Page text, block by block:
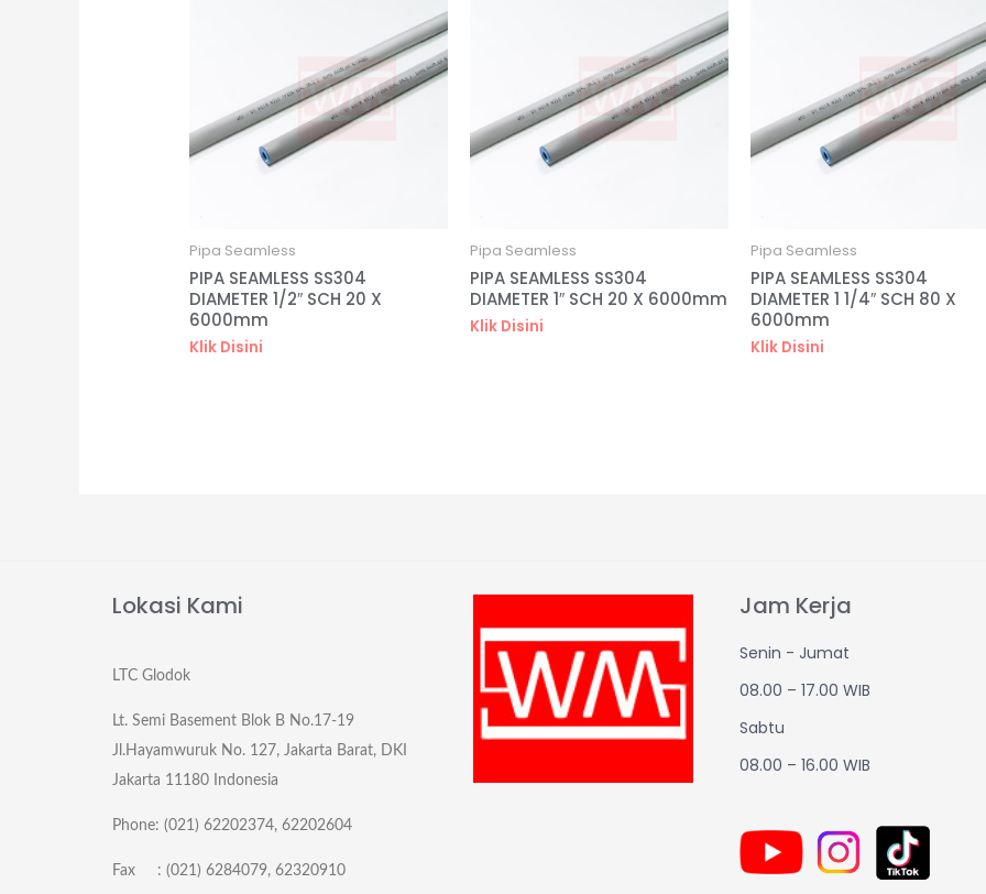
Pipa Seamless
PIPA SEAMLESS SS304
DIAMETER 1/2″ SCH 20 X
6000mm
Klik Disini
Pipa Seamless
PIPA SEAMLESS SS304
DIAMETER 1″ SCH 20 X 6000mm
Klik Disini
Pipa Seamless
PIPA SEAMLESS SS304
DIAMETER 1 1/4″ SCH 80 X
6000mm
Klik Disini
Lokasi Kami
LTC Glodok
Lt. Semi Basement Blok B No.17-19
Jl.Hayamwuruk No. 127, Jakarta Barat, DKI
Jakarta 11180 Indonesia
Phone: (021) 62202374, 62202604
Fax : (021) 6284079, 62320910
Jam Kerja
Senin - Jumat
08.00 – 17.00 WIB
Sabtu
08.00 – 16.00 WIB